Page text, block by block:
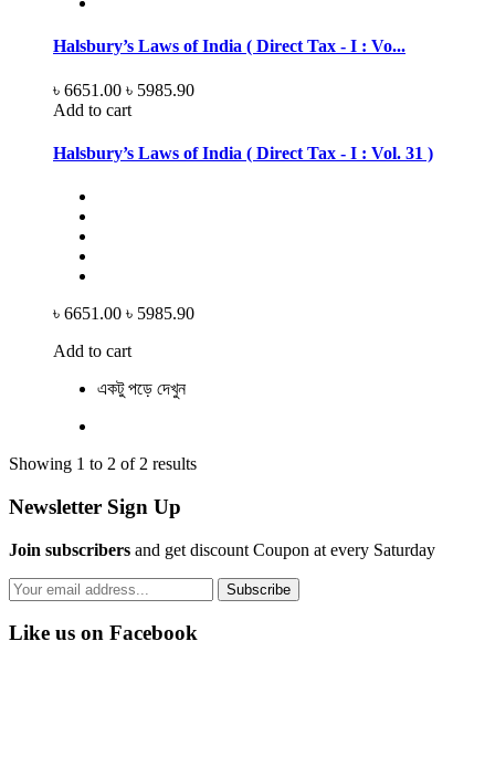
Halsbury’s Laws of India ( Direct Tax - I : Vo...
৳ 6651.00 ৳ 5985.90
Add to cart
Halsbury’s Laws of India ( Direct Tax - I : Vol. 31 )
৳ 6651.00 ৳ 5985.90
Add to cart
একটু পড়ে দেখুন
Showing 1 to 2 of 2 results
Newsletter Sign Up
Join subscribers and get discount Coupon at every Saturday
Subscribe
Like us on Facebook